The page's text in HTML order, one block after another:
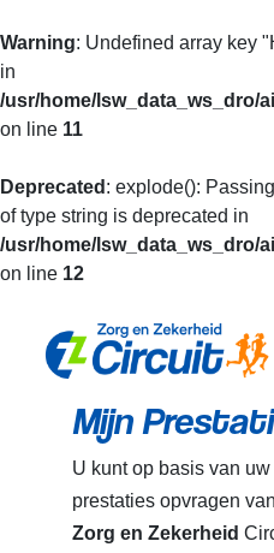
Warning: Undefined array key
in
/usr/home/lsw_data_ws_dro/
on line 11
Deprecated : explode():
of type string is deprecated in
/usr/home/lsw_data_ws_dro/
on line 12
Mijn
U kunt op basis van
prestaties opvragen
Zorg en Zekerheid